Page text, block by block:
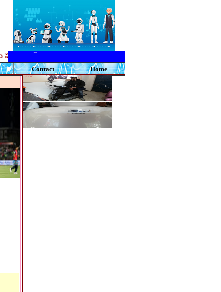
ప్రభుత్వం విఫలమైందని ప్రతిపక్ష ఎంపీలు ఆరోపిస్తున్నారు
Contact Home